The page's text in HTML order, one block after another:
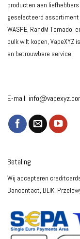
producten aan
geselecteerd
WASPE, RandM Tornado,
bulk wilt kopen, VapeXYZ
en betrouwbare service.
E-mail:
Betaling
Wij accepteren
Bancontact, BLIK,